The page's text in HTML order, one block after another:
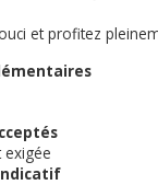
et profitez
exigée